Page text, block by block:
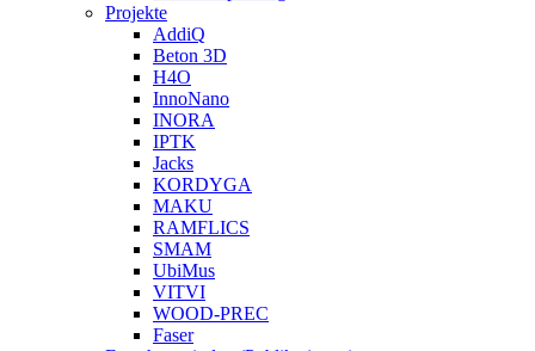
Projekte
AddiQ
Beton 3D
H4O
InnoNano
INORA
IPTK
Jacks
KORDYGA
MAKU
RAMFLICS
SMAM
UbiMus
VITVI
WOOD-PREC
Faser